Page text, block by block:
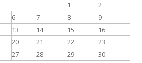
1
2
6 7 8
9
13 14 15
16
20 21 22
23
27 28 29
30